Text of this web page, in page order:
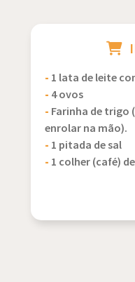
- 1 lata de leite
- 4 ovos
- Farinha de trigo
enrolar na mão).
- 1 pitada de sal
- 1 colher (café)